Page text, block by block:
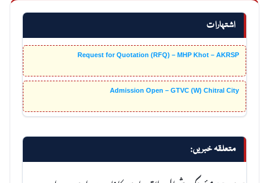
اشتہارات
Request for Quotation (RFQ) – MHP Khot – AKRSP
Admission Open – GTVC (W) Chitral City
متعلقہ خبریں: